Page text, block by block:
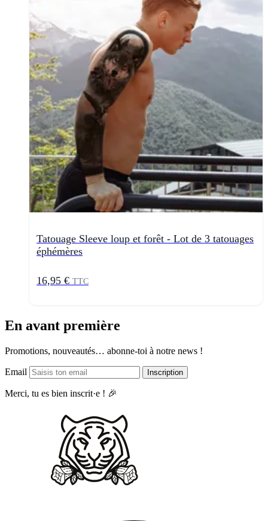
Tatouage Sleeve loup et forêt - Lot de 3 tatouages
éphémères
16,95 € TTC
En avant première
Promotions, nouveautés… abonne-toi à notre news !
Email Inscription
Merci, tu es bien inscrit·e ! 🎉